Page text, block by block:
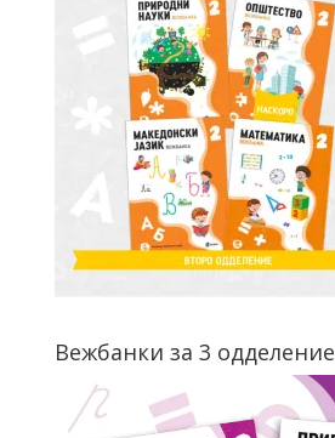
Вежбанки за 3 одделение